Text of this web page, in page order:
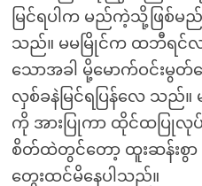
မြင်ရပါက မည်ကဲ့သို့ဖြစ်မ
သည်။ မမမြိုင်က ထဘီရင်လျ
သောအခါ မို့မောက်ဝင်းမွ
လှစ်ခနဲမြင်ရပြန်လေ သည်
ကို အားပြုကာ ထိုင်ထပြုလုပ်
စိတ်ထဲတွင်တော့ ထူးဆန်းစွ
တွေးထင်မိနေပါသည်။